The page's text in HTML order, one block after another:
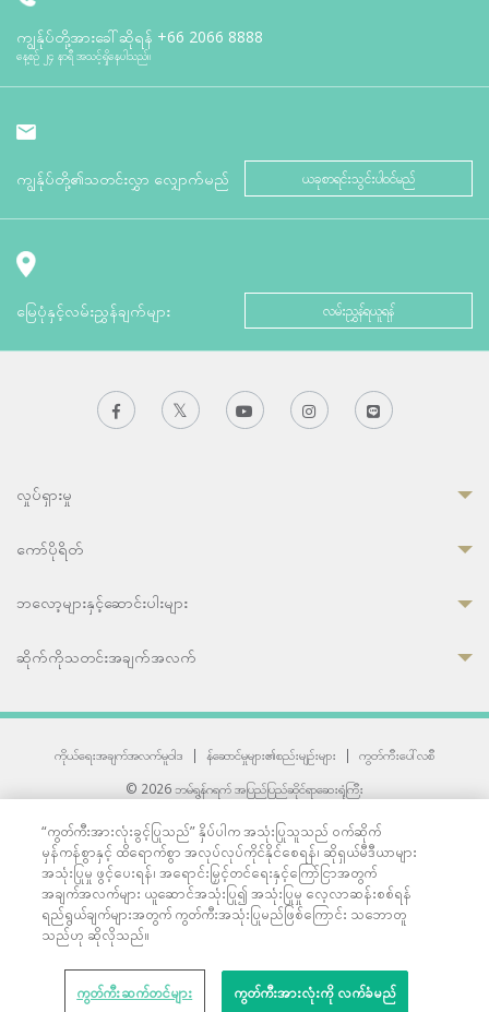
ကျွန်ုပ်တို့အားခေါ်ဆိုရန် +66 2066 8888
နေ့စဉ် ၂၄ နာရီ အသင့်ရှိနေပါသည်။
ကျွန်ုပ်တို့၏သတင်းလွှာ လျှောက်မည် ယခုစာရင်းသွင်းပါဝင်မည်
မြေပုံနှင့်လမ်းညွှန်ချက်များ လမ်းညွှန်ရယူရန်
လှုပ်ရှားမှု
ကော်ပိုရိတ်
ဘလော့များနှင့်ဆောင်းပါးများ
ဆိုက်ကိုသတင်းအချက်အလက်
ကိုယ်ရေးအချက်အလက်မူဝါဒ | န်ဆောင်မှုများ၏စည်းမျဉ်းများ |
ကွတ်ကီးပေါ်လစီ
© 2026 ဘမ်ရွန်ဂရက် အပြည်ပြည်ဆိုင်ရာဆေးရုံကြီး
33 Sukhumvit 3, Wattana, Bangkok 10110 Thailand.
All rights reserved.
“ကွတ်ကီးအားလုံးခွင့်ပြုသည်” နှိပ်ပါက အသုံးပြုသူသည် ဝက်ဆိုက်
မှန်ကန်စွာနှင့် ထိရောက်စွာ အလုပ်လုပ်ကိုင်နိုင်စေရန်၊ ဆိုရှယ်မီဒီယာများ
အသုံးပြုမှု ဖွင့်ပေးရန်၊ အရောင်းမြှင့်တင်ရေးနှင့်ကြော်ငြာအတွက်
အချက်အလက်များ ယူဆောင်အသုံးပြု၍ အသုံးပြုမှု လေ့လာဆန်းစစ်ရန်
ရည်ရွယ်ချက်များအတွက် ကွတ်ကီးအသုံးပြုမည်ဖြစ်ကြောင်း သဘောတူ
သည်ဟု ဆိုလိုသည်။
ကွတ်ကီးဆက်တင်များ ကွတ်ကီးအားလုံးကို လက်ခံမည်